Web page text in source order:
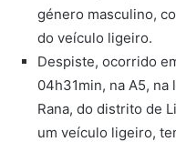
género masculino,
do veículo ligeiro.
Despiste, ocorrido
04h31min, na A5, na
Rana, do distrito de
um veículo ligeiro,